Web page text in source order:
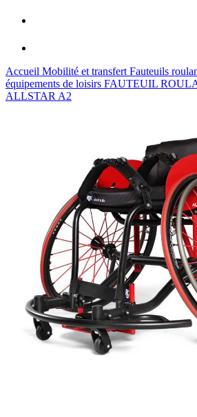
Accueil Mobilité et transfert Fauteuils
équipements de loisirs FAUTEUIL
ALLSTAR A2